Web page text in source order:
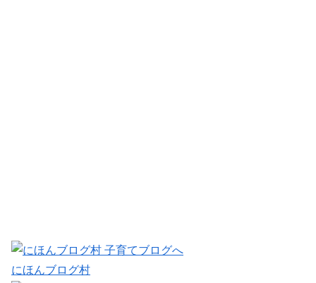
にほんブログ村